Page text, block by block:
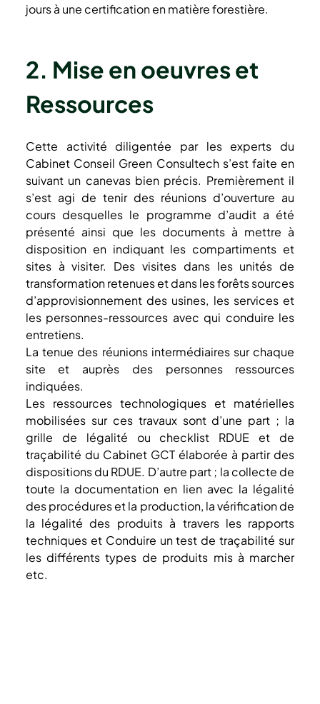
jours à une certification en matière forestière.
2. Mise en oeuvres et
Ressources
Cette activité diligentée par les experts du
Cabinet Conseil Green Consultech s’est faite en
suivant un canevas bien précis. Premièrement il
s’est agi de tenir des réunions d’ouverture au
cours desquelles le programme d’audit a été
présenté ainsi que les documents à mettre à
disposition en indiquant les compartiments et
sites à visiter. Des visites dans les unités de
transformation retenues et dans les forêts sources
d’approvisionnement des usines, les services et
les personnes-ressources avec qui conduire les
entretiens.
La tenue des réunions intermédiaires sur chaque
site et auprès des personnes ressources
indiquées.
Les ressources technologiques et matérielles
mobilisées sur ces travaux sont d’une part ; la
grille de légalité ou checklist RDUE et de
traçabilité du Cabinet GCT élaborée à partir des
dispositions du RDUE. D’autre part ; la collecte de
toute la documentation en lien avec la légalité
des procédures et la production, la vérification de
la légalité des produits à travers les rapports
techniques et Conduire un test de traçabilité sur
les différents types de produits mis à marcher
etc.